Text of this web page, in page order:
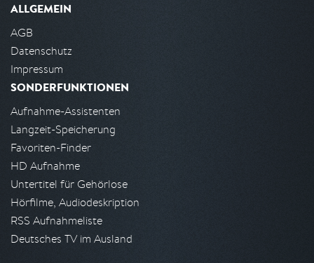
ALLGEMEIN
AGB
Datenschutz
Impressum
SONDERFUNKTIONEN
Aufnahme-Assistenten
Langzeit-Speicherung
Favoriten-Finder
HD Aufnahme
Untertitel für Gehörlose
Hörfilme, Audiodeskription
RSS Aufnahmeliste
Deutsches TV im Ausland